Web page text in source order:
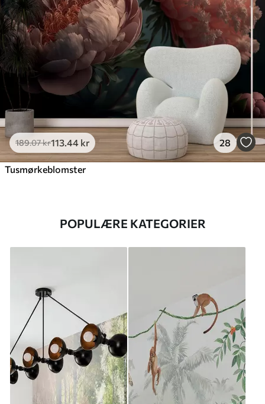
189.07kr113 .44 kr 28
Tusmørkeblomster
POPULÆRE KATEGORIER